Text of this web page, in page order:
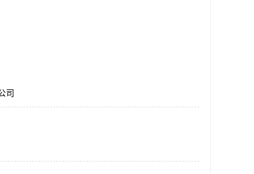
司